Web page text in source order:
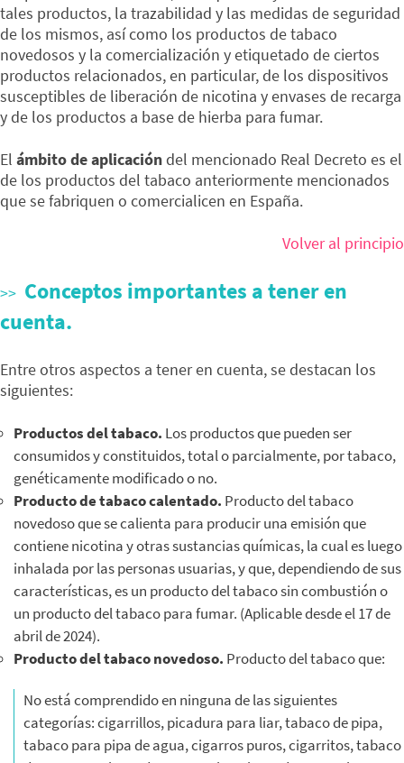
tales productos, la trazabilidad y las medidas de seguridad
de los mismos, así como los productos de tabaco
novedosos y la comercialización y etiquetado de ciertos
productos relacionados, en particular, de los dispositivos
susceptibles de liberación de nicotina y envases de recarga
y de los productos a base de hierba para fumar.
El ámbito de aplicacióndel mencionado Real Decreto es el
de los productos del tabaco anteriormente mencionados
que se fabriquen o comercialicen en España.
Volver al principio
Conceptos importantes a tener en
cuenta.
Entre otros aspectos a tener en cuenta, se destacan los
siguientes:
Productos del tabaco. Los productos que pueden ser
consumidos y constituidos, total o parcialmente, por tabaco,
genéticamente modificado o no.
Producto de tabaco calentado. Producto del tabaco
novedoso que se calienta para producir una emisión que
contiene nicotina y otras sustancias químicas, la cual es luego
inhalada por las personas usuarias, y que, dependiendo de sus
características, es un producto del tabaco sin combustión o
un producto del tabaco para fumar. (Aplicable desde el 17 de
abril de 2024).
Producto del tabaco novedoso. Producto del tabaco que:
No está comprendido en ninguna de las siguientes
categorías: cigarrillos, picadura para liar, tabaco de pipa,
tabaco para pipa de agua, cigarros puros, cigarritos, tabaco